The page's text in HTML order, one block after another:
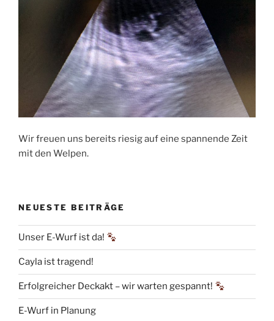
Wir freuen uns bereits riesig auf eine spannende Zeit
mit den Welpen.
NEUESTE BEITRÄGE
Unser E-Wurf ist da!
Cayla ist tragend!
Erfolgreicher Deckakt – wir warten gespannt!
E-Wurf in Planung